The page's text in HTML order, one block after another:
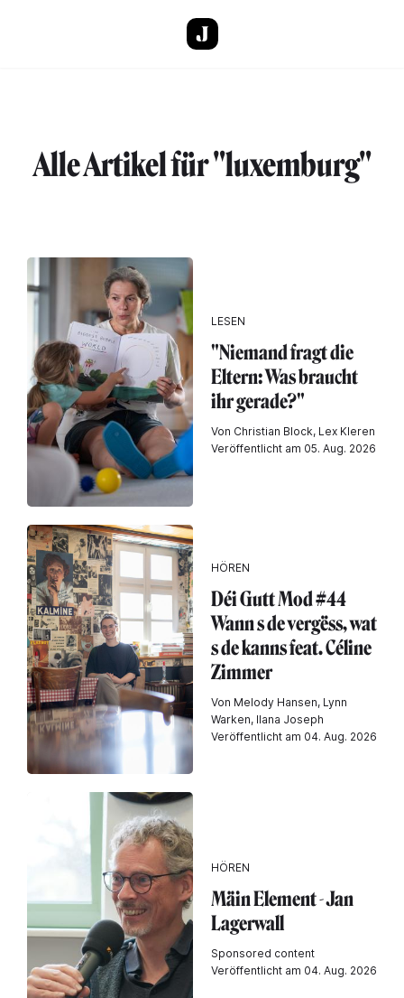
Alle Artikel für "luxemburg"
LESEN
"Niemand fragt die
Eltern: Was braucht
ihr gerade?"
Von Christian Block, Lex Kleren
Veröffentlicht am 05. Aug. 2026
HÖREN
Déi Gutt Mod #44
Wann s de vergëss, wat
s de kanns feat. Céline
Zimmer
Von Melody Hansen, Lynn
Warken, Ilana Joseph
Veröffentlicht am 04. Aug. 2026
HÖREN
Mäin Element - Jan
Lagerwall
Sponsored content
Veröffentlicht am 04. Aug. 2026